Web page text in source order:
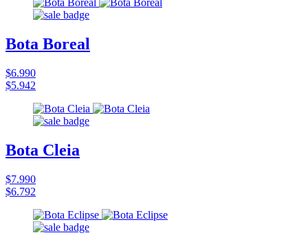
Bota Boreal
$6.990
$5.942
Bota Cleia
$7.990
$6.792